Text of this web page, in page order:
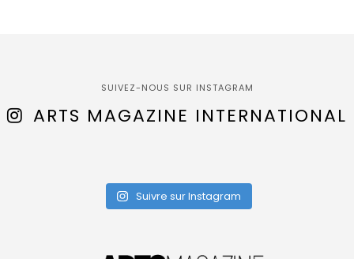
SUIVEZ-NOUS SUR INSTAGRAM
ARTS MAGAZINE INTERNATIONAL
Suivre sur Instagram